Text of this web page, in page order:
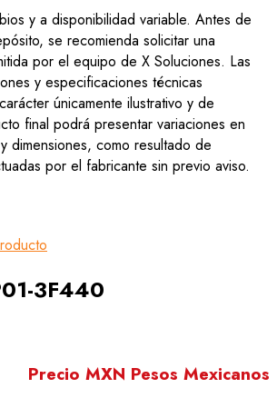
y a disponibilidad variable. Antes de
se recomienda solicitar una
por el equipo de X Soluciones. Las
y especificaciones técnicas
únicamente ilustrativo y de
final podrá presentar variaciones en
dimensiones, como resultado de
por el fabricante sin previo aviso.
3F440
Precio MXN Pesos Mexicanos